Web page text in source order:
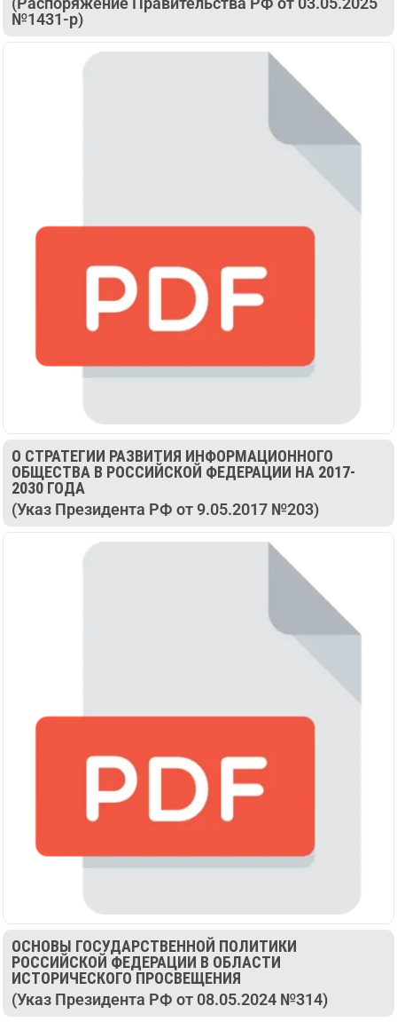
№1431-р)
О СТРАТЕГИИ РАЗВИТИЯ ИНФОРМАЦИОННОГО
ОБЩЕСТВА В РОССИЙСКОЙ ФЕДЕРАЦИИ НА 2017-
2030 ГОДА
(Указ Президента РФ от 9.05.2017 №203)
ОСНОВЫ ГОСУДАРСТВЕННОЙ ПОЛИТИКИ
РОССИЙСКОЙ ФЕДЕРАЦИИ В ОБЛАСТИ
ИСТОРИЧЕСКОГО ПРОСВЕЩЕНИЯ
(Указ Президента РФ от 08.05.2024 №314)